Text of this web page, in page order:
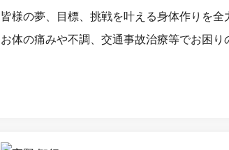
皆様の夢、目標、挑戦を叶える身体作りを全
お体の痛みや不調、交通事故治療等でお困り